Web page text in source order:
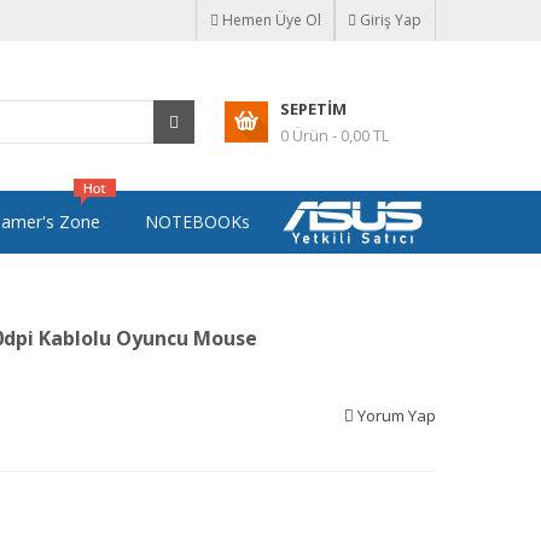
Hemen Üye Ol Giriş Yap
SEPETIM
0 Ürün - 0,00 TL
Zone NOTEBOOKs
Kablolu Oyuncu Mouse
Yorum Yap